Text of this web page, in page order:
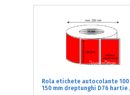
Rola etichete autocolante 100
150 mm dreptunghi D76 hartie